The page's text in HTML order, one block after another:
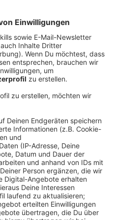
zum Beispiel die Firma
die die Aerosole
Virus verbreitet, sagt